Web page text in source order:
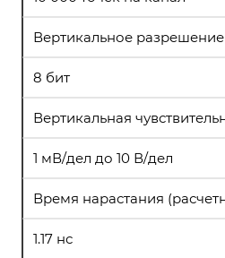
Вертикальное разрешение
8 бит
Вертикальная
1 мВ/дел до 10 В/дел
Время нарастания
1.17 нс